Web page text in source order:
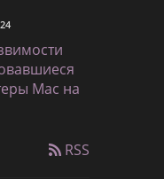
Mac на
RSS